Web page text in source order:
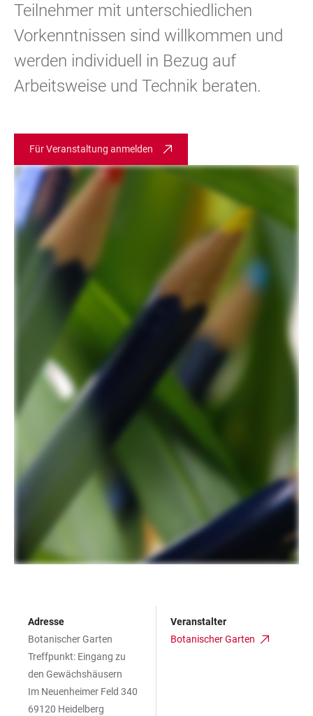
Teilnehmer mit unterschiedlichen
Vorkenntnissen sind willkommen und
werden individuell in Bezug auf
Arbeitsweise und Technik beraten.
Für Veranstaltung anmelden
Adresse
Botanischer Garten
Treffpunkt: Eingang zu
den Gewächshäusern
Im Neuenheimer Feld 340
69120 Heidelberg
Veranstalter
Botanischer Garten